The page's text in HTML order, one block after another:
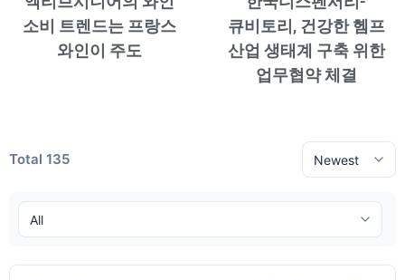
소비 트렌드는 프랑스
와인이 주도
큐비토리, 건강한 헴프
산업 생태계 구축 위한
업무협약 체결
Total 135